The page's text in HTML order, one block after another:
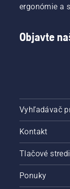
ergonómie a
Objavte
Vyhľadávač
Kontakt
Tlačové
Ponuky